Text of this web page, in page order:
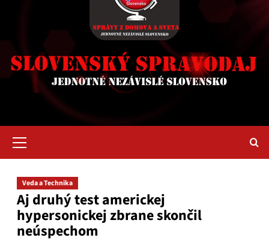
Menu
Veda a Technika
Aj druhý test americkej
hypersonickej zbrane skončil
neúspechom